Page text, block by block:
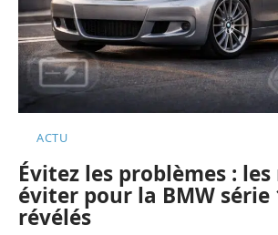
ACTU
Évitez les problèmes : les
éviter pour la BMW série
révélés